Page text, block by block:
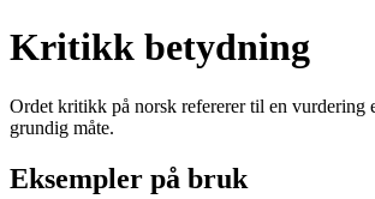
Kritikk betydning
Ordet kritikk på norsk refererer til en vurdering
grundig måte.
Eksempler på bruk